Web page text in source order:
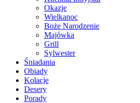
Okazje
Wielkanoc
Boże Narodzenie
Majówka
Grill
Sylwester
Śniadania
Obiady
Kolacje
Desery
Porady